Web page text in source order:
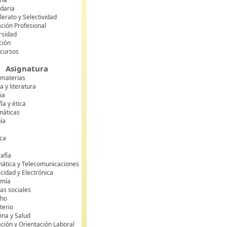
y Selectividad
Profesional
Asignatura
y literatura
y ética
y Telecomunicaciones
y Electrónica
sociales
y Salud
y Orientación Laboral